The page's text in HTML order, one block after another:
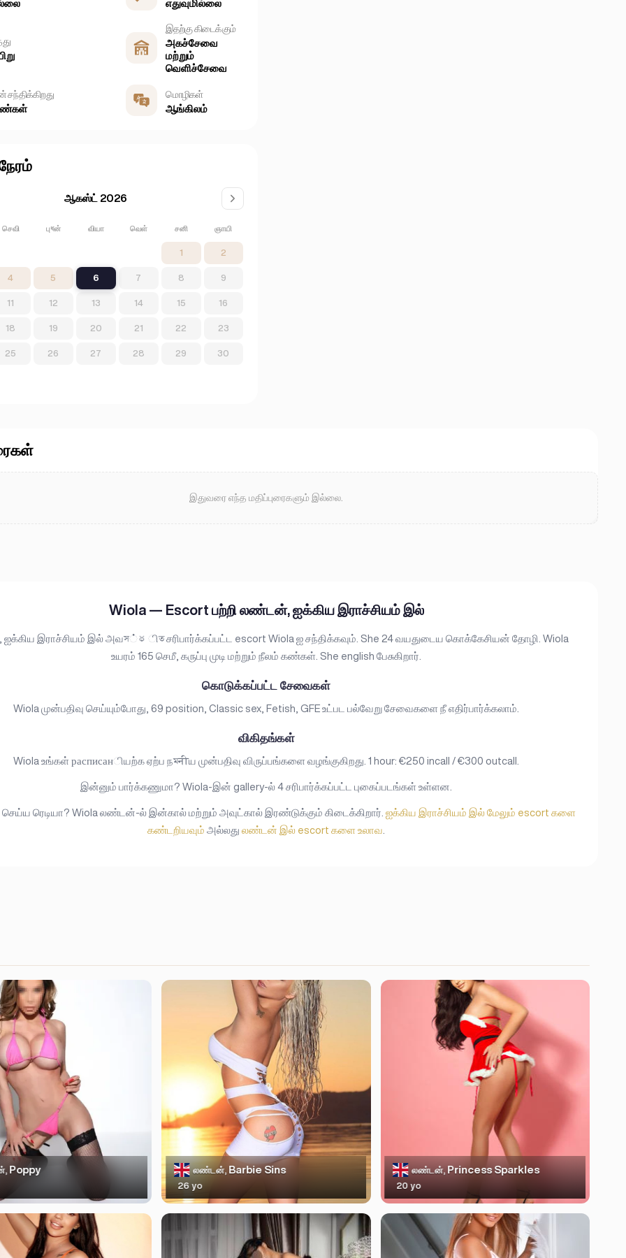
எதுவுமில்லை
இதற்கு கிடைக்கும்
அகச்சேவை
மற்றும்
வெளிச்சேவை
சந்திக்கிறது மொழிகள்
ஆங்கிலம்
ஆகஸ்ட் 2026
செவி புধன் வியா வெள் சனி ஞாயி
1 2
4 5 6 7 8 9
11 12 13 14 15 16
18 19 20 21 22 23
25 26 27 28 29 30
இதுவரை எந்த மதிப்புரைகளும் இல்லை.
Wiola — Escort பற்றி லண்டன், ஐக்கிய இராச்சியம் இல்
இராச்சியம் இல் அவস்థிত சரிபார்க்கப்பட்ட escort Wiola ஐ சந்திக்கவும். She 24 வயதுடைய கொக்கேசியன் தோழி. Wiola
உயரம் 165 செமீ, கருப்பு முடி மற்றும் நீலம் கண்கள். She english பேசுகிறார்.
கொடுக்கப்பட்ட சேவைகள்
Wiola முன்பதிவு செய்யும்போது, 69 position, Classic sex, Fetish, GFE உட்பட பல்வேறு சேவைகளை நீ எதிர்பார்க்கலாம்.
விகிதங்கள்
Wiola உங்கள் расписанியற்க ஏற்ப நমनीய முன்பதிவு விருப்பங்களை வழங்குகிறது. 1 hour: €250 incall / €300 outcall.
இன்னும் பார்க்கணுமா? Wiola-இன் gallery-ல் 4 சரிபார்க்கப்பட்ட புகைப்படங்கள் உள்ளன.
செய்ய ரெடியா? Wiola லண்டன்-ல் இன்கால் மற்றும் அவுட்கால் இரண்டுக்கும் கிடைக்கிறார். ஐக்கிய இராச்சியம் இல் மேலும் escort களை
கண்டறியவும் அல்லது லண்டன் இல் escort களை உலாவ
Poppy லண்டன்,Barbie Sins
26 yo
லண்டன், Princess Sparkles
20 yo